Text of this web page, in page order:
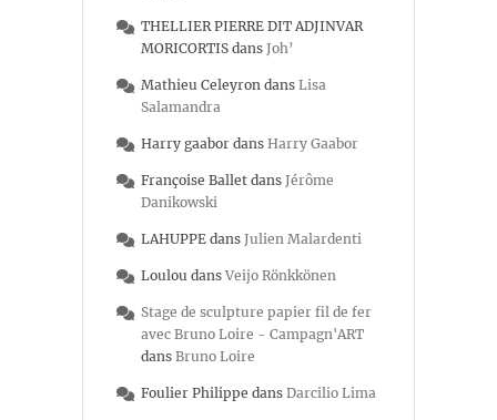
THELLIER PIERRE DIT ADJINVAR
MORICORTIS dans Joh’
Mathieu Celeyron dans Lisa
Salamandra
Harry gaabor dans Harry Gaabor
Françoise Ballet dans Jérôme
Danikowski
LAHUPPE dans Julien Malardenti
Loulou dans Veijo Rönkkönen
Stage de sculpture papier fil de fer
avec Bruno Loire - Campagn'ART
dans Bruno Loire
Foulier Philippe dans Darcilio Lima